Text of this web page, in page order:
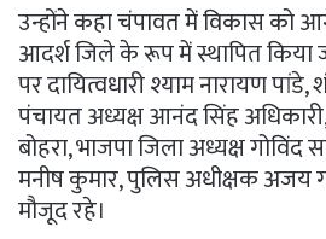
उन्होंने कहा चंपावत में विकास
आदर्श जिले के रूप में स्थापित किया
पर दायित्वधारी श्याम नारायण
पंचायत अध्यक्ष आनंद सिंह
बोहरा, भाजपा जिला अध्यक्ष गोविंद
मनीष कुमार, पुलिस अधीक्षक अजय
मौजूद रहे।